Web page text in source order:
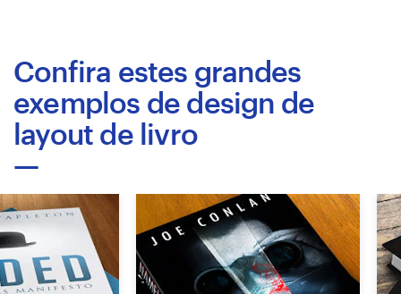
Confira estes grandes
exemplos de design de
layout de livro
Pesquisar todas as categorias
+1 877 834 4534
Central de Ajuda